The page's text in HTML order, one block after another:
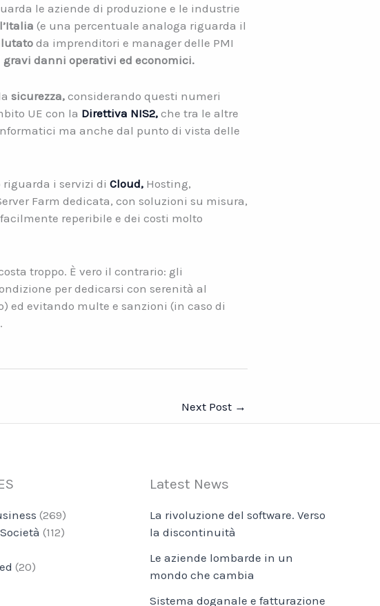
le aziende di produzione e le industrie
(e una percentuale analoga riguarda il
da imprenditori e manager delle PMI
gravi danni operativi ed economici.
sicurezza, considerando questi numeri
UE con la Direttiva NIS2, che tra le altre
ma anche dal punto di vista delle
riguarda i servizi di Cloud, Hosting,
Farm dedicata, con soluzioni su misura,
reperibile e dei costi molto
troppo. È vero il contrario: gli
per dedicarsi con serenità al
ed evitando multe e sanzioni (in caso di
Next Post →
(269)
(112)
(20)
Latest News
La rivoluzione del software. Verso
la discontinuità
Le aziende lombarde in un
mondo che cambia
Sistema doganale e fatturazione